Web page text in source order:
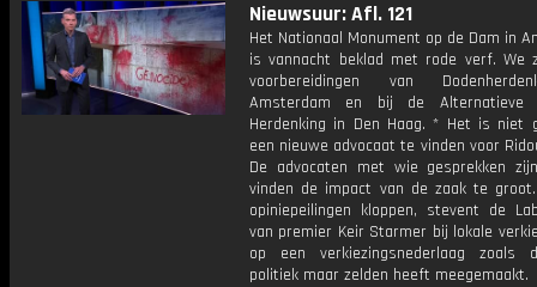
Nieuwsuur: Afl. 121
Het Nationaal Monument op de Dam in
is vannacht beklad met rode verf. We
voorbereidingen van
Amsterdam en bij de Alternatieve
Herdenking in Den Haag. * Het is niet
een nieuwe advocaat te vinden voor
De advocaten met wie gesprekken
vinden de impact van de zaak te
opiniepeilingen kloppen, stevent de
van premier Keir Starmer bij lokale
op een verkiezingsnederlaag zoals
politiek maar zelden heeft meegemaakt.